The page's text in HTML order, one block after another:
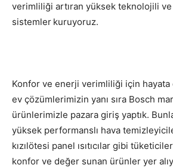
verimliliği artıran yüksek teknolojili
sistemler kuruyoruz.
Konfor ve enerji verimliliği için hayata
ev çözümlerimizin yanı sıra Bosch
ürünlerimizle pazara giriş yaptık.
yüksek performanslı hava
kızılötesi panel ısıtıcılar gibi
konfor ve değer sunan ürünler yer